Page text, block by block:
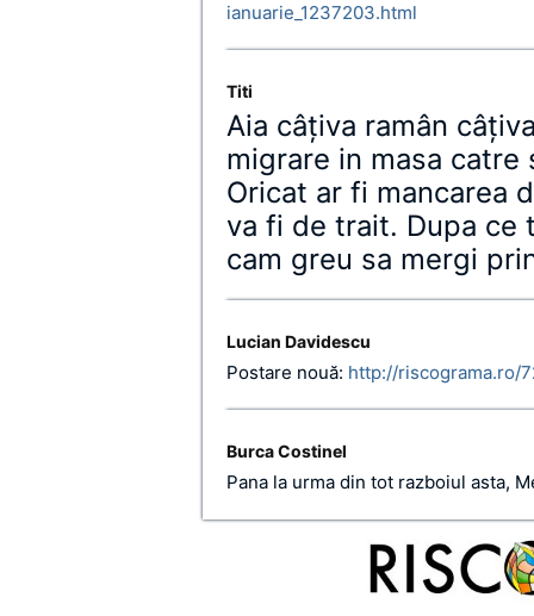
ianuarie_1237203.html
Titi
Aia câţiva ramân
migrare in masa catre
Oricat ar fi mancarea
va fi de trait. Dupa ce
cam greu sa mergi
Lucian Davidescu
Postare nouă: http://riscograma.ro/
Burca Costinel
Pana la urma din tot razboiul asta,